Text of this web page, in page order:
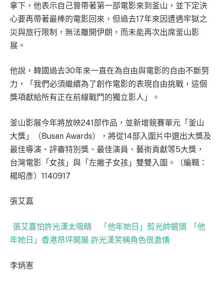
拿下，他表示自己曾帶著第一部電影來到釜山，並下定決
心要再帶著最棒的電影回來，但過去17年來因遭遇牢獄之
災與旅行限制，無法離開伊朗，而未能再次出席釜山影
展。
他說，韓國過去30年來一直在為自由與電影的自由不斷努
力，「我們必須繼續為了創作電影的表現自由挑戰，這個
獎項獻給所有正在前線戰鬥的獨立影人」。
釜山影展今年將放映241部作品，並新增競賽單元「釜山
大獎」（Busan Awards），將從14部入圍片中選出大獎及
最佳導演、評審特別獎、最佳演員、藝術貢獻等5大獎，
台灣電影「女孩」與「左撇子女孩」雙雙入圍。（編輯：
楊昭彥）1140917
張艾嘉
張艾嘉怕許光漢太吸睛 「他年她日」剪光帥鏡頭
「他
年她日」香港昂坪開展 許光漢笑稱角色很激情
李炳憲